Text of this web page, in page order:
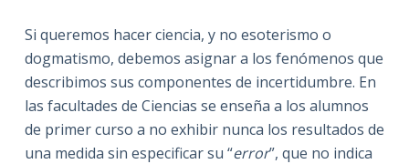
Si queremos hacer ciencia, y no esoterismo o
dogmatismo, debemos asignar a los fenómenos que
describimos sus componentes de incertidumbre. En
las facultades de Ciencias se enseña a los alumnos
de primer curso a no exhibir nunca los resultados de
una medida sin especificar su “error”, que no indica